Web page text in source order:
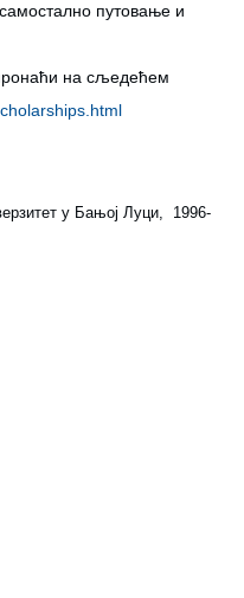
путовање и
на сљедећем
у Бањој Луци, 1996-